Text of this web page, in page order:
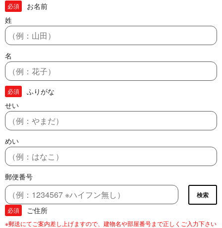
必須
お名前
姓
名
必須
ふりがな
せい
めい
郵便番号
検索
必須 ご住所
※郵送にてご案内差し上げますので、建物名や部屋番号まで正しくご入力下さい